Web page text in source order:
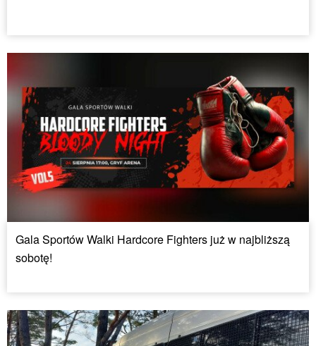
Gala Sportów Walki Hardcore Fighters już w najbliższą
sobotę!